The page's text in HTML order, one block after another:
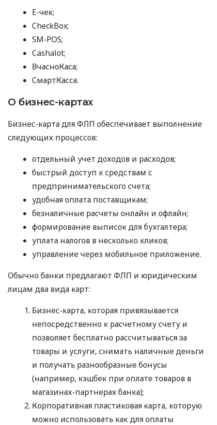
E-чек;
CheckBox;
SM-POS;
Cashalot;
ВчасноКаса;
СмартКасса.
О бизнес-картах
Бизнес-карта для ФЛП обеспечивает выполнение
следующих процессов:
отдельный учет доходов и расходов;
быстрый доступ к средствам с
предпринимательского счета;
удобная оплата поставщикам;
безналичные расчеты онлайн и офлайн;
формирование выписок для бухгалтера;
уплата налогов в несколько кликов;
управление через мобильное приложение.
Обычно банки предлагают ФЛП и юридическим
лицам два вида карт:
Бизнес-карта, которая привязывается
непосредственно к расчетному счету и
позволяет бесплатно рассчитываться за
товары и услуги, снимать наличные деньги
и получать разнообразные бонусы
(например, кэшбек при оплате товаров в
магазинах-партнерах банка);
Корпоративная пластиковая карта, которую
можно использовать как для оплаты